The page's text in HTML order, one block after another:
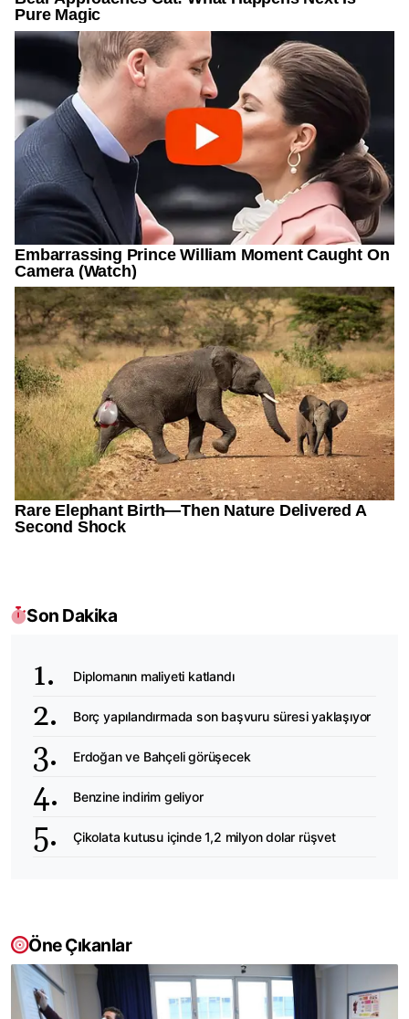
Son Dakika
Diplomanın maliyeti katlandı
Borç yapılandırmada son başvuru süresi yaklaşıyor
Erdoğan ve Bahçeli görüşecek
Benzine indirim geliyor
Çikolata kutusu içinde 1,2 milyon dolar rüşvet
Öne Çıkanlar